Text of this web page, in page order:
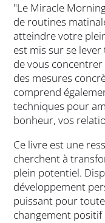
"Le Miracle
de routines
atteindre votre
est mis sur se lever
de vous
des mesures
comprend
techniques pour
bonheur, vos
Ce livre est une
cherchent à
plein potentiel.
développement
puissant pour
changement positif